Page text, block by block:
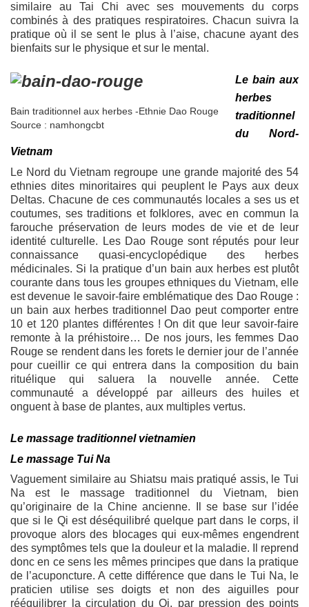
similaire au Tai Chi avec ses mouvements du corps
combinés à des pratiques respiratoires. Chacun suivra la
pratique où il se sent le plus à l’aise, chacune ayant des
bienfaits sur le physique et sur le mental.
Bain traditionnel aux herbes -Ethnie Dao Rouge
Source : namhongcbt
Le bain aux
herbes
traditionnel
du Nord-
Vietnam
Le Nord du Vietnam regroupe une grande majorité des 54
ethnies dites minoritaires qui peuplent le Pays aux deux
Deltas. Chacune de ces communautés locales a ses us et
coutumes, ses traditions et folklores, avec en commun la
farouche préservation de leurs modes de vie et de leur
identité culturelle. Les Dao Rouge sont réputés pour leur
connaissance quasi-encyclopédique des herbes
médicinales. Si la pratique d’un bain aux herbes est plutôt
courante dans tous les groupes ethniques du Vietnam, elle
est devenue le savoir-faire emblématique des Dao Rouge :
un bain aux herbes traditionnel Dao peut comporter entre
10 et 120 plantes différentes ! On dit que leur savoir-faire
remonte à la préhistoire… De nos jours, les femmes Dao
Rouge se rendent dans les forets le dernier jour de l’année
pour cueillir ce qui entrera dans la composition du bain
rituélique qui saluera la nouvelle année. Cette
communauté a développé par ailleurs des huiles et
onguent à base de plantes, aux multiples vertus.
Le massage traditionnel vietnamien
Le massage Tui Na
Vaguement similaire au Shiatsu mais pratiqué assis, le Tui
Na est le massage traditionnel du Vietnam, bien
qu’originaire de la Chine ancienne. Il se base sur l’idée
que si le Qi est déséquilibré quelque part dans le corps, il
provoque alors des blocages qui eux-mêmes engendrent
des symptômes tels que la douleur et la maladie. Il reprend
donc en ce sens les mêmes principes que dans la pratique
de l’acuponcture. A cette différence que dans le Tui Na, le
praticien utilise ses doigts et non des aiguilles pour
rééquilibrer la circulation du Qi, par pression des points